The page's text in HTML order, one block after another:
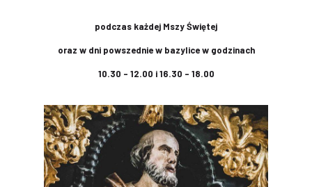
podczas każdej Mszy Świętej
oraz w dni powszednie w bazylice w godzinach
10.30 – 12.00 i 16.30 – 18.00